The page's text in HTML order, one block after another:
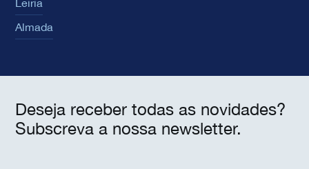
Leiria
Almada
Deseja receber todas as novidades?
Subscreva a nossa newsletter.